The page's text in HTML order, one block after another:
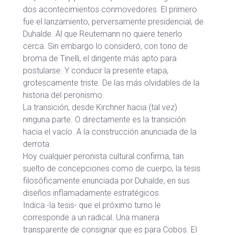
dos acontecimientos conmovedores. El primero
fue el lanzamiento, perversamente presidencial, de
Duhalde. Al que Reutemann no quiere tenerlo
cerca. Sin embargo lo consideró, con tono de
broma de Tinelli, el dirigente más apto para
postularse. Y conducir la presente etapa,
grotescamente triste. De las más olvidables de la
historia del peronismo.
La transición, desde Kirchner hacia (tal vez)
ninguna parte. O directamente es la transición
hacia el vacío. A la construcción anunciada de la
derrota.
Hoy cualquier peronista cultural confirma, tan
suelto de concepciones como de cuerpo, la tesis
filosóficamente enunciada por Duhalde, en sus
diseños inflamadamente estratégicos.
Indica -la tesis- que el próximo turno le
corresponde a un radical. Una manera
transparente de consignar que es para Cobos. El